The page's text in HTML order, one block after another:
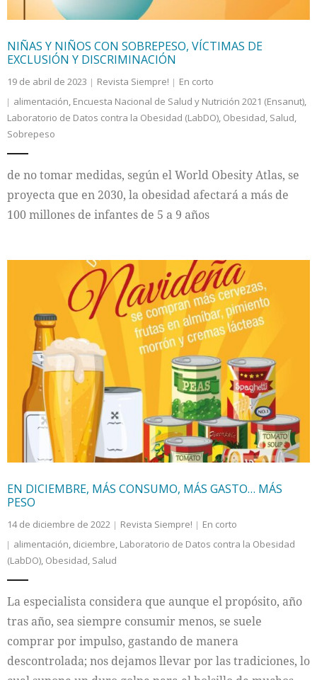
NIÑAS Y NIÑOS CON SOBREPESO, VÍCTIMAS DE
EXCLUSIÓN Y DISCRIMINACIÓN
19 de abril de 2023 Revista Siempre!
En corto
alimentación, Encuesta Nacional de Salud y Nutrición 2021 (Ensanut),
Laboratorio de Datos contra la Obesidad (LabDO), Obesidad, Salud,
Sobrepeso
de no tomar medidas, según el World Obesity Atlas, se
proyecta que en 2030, la obesidad afectará a más de
100 millones de infantes de 5 a 9 años
EN DICIEMBRE, MÁS CONSUMO, MÁS GASTO… MÁS
PESO
14 de diciembre de 2022 Revista Siempre!
En corto
alimentación, diciembre, Laboratorio de Datos contra la Obesidad
(LabDO), Obesidad, Salud
La especialista considera que aunque el propósito, año
tras año, sea siempre consumir menos, se suele
comprar por impulso, gastando de manera
descontrolada; nos dejamos llevar por las tradiciones, lo